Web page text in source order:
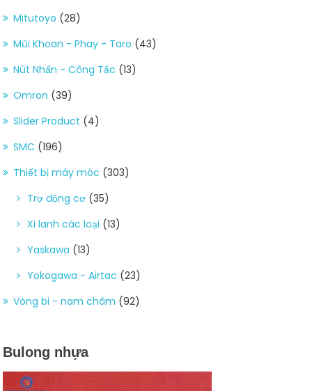
Mitutoyo (28)
Mũi Khoan - Phay - Taro (43)
Nút Nhấn - Công Tắc (13)
Omron (39)
Slider Product (4)
SMC (196)
Thiết bị máy móc (303)
Trợ động cơ (35)
Xi lanh các loại (13)
Yaskawa (13)
Yokogawa - Airtac (23)
Vòng bi - nam châm (92)
Bulong nhựa